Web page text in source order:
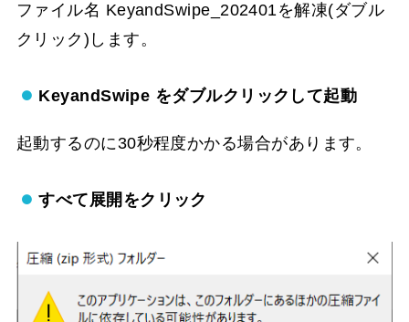
ファイル名 KeyandSwipe_202401を解凍(ダブル
クリック)します。
KeyandSwipe をダブルクリックして起動
起動するのに30秒程度かかる場合があります。
すべて展開をクリック